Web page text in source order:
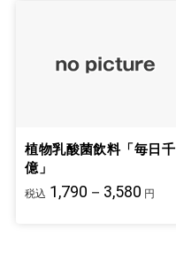
植物乳酸菌飲料「毎日千
億」
税込 1,790－3,580 円